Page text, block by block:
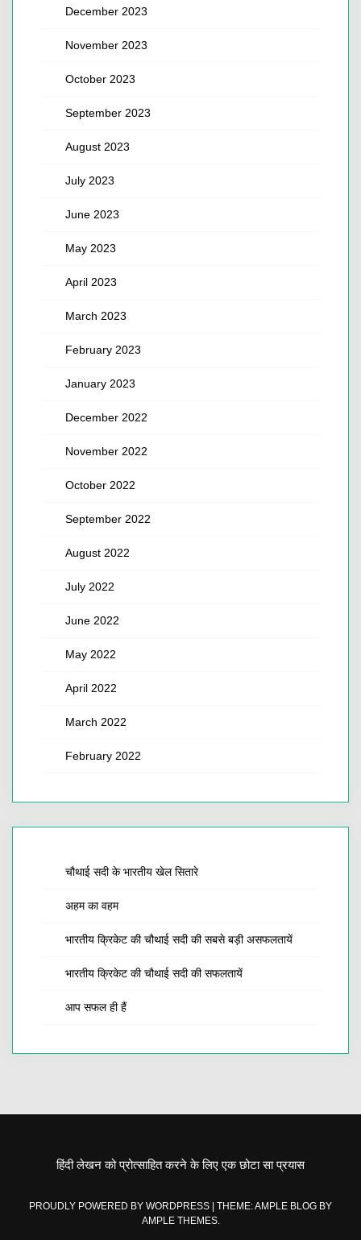
December 2023
November 2023
October 2023
September 2023
August 2023
July 2023
June 2023
May 2023
April 2023
March 2023
February 2023
January 2023
December 2022
November 2022
October 2022
September 2022
August 2022
July 2022
June 2022
May 2022
April 2022
March 2022
February 2022
चौथाई सदी के भारतीय खेल सितारे
अहम का वहम
भारतीय क्रिकेट की चौथाई सदी की सबसे बड़ी असफलतायें
भारतीय क्रिकेट की चौथाई सदी की सफलतायें
आप सफल ही हैं
हिंदी लेखन को प्रोत्साहित करने के लिए एक छोटा सा प्रयास
PROUDLY POWERED BY WORDPRESS
THEME: AMPLE BLOG BY
AMPLE THEMES.